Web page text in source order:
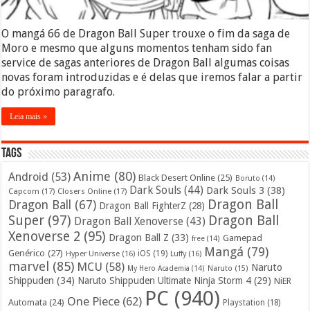
O mangá 66 de Dragon Ball Super trouxe o fim da saga de
Moro e mesmo que alguns momentos tenham sido fan
service de sagas anteriores de Dragon Ball algumas coisas
novas foram introduzidas e é delas que iremos falar a partir
do próximo paragrafo.
Leia mais »
Tags
Android (53) Anime (80) Black Desert Online (25) Boruto (14)
Capcom (17) Closers Online (17) Dark Souls (44) Dark Souls 3 (38)
Dragon Ball (67) Dragon Ball FighterZ (28) Dragon Ball
Super (97) Dragon Ball Xenoverse (43) Dragon Ball
Xenoverse 2 (95) Dragon Ball Z (33) free (14) Gamepad
Genérico (27) Hyper Universe (16) iOS (19) Luffy(16) Mangá (79)
marvel (85) MCU (58) My Hero Academia (14) Naruto (15) Naruto
Shippuden (34) Naruto Shippuden Ultimate Ninja Storm 4 (29) NiER
Automata (24) One Piece (62) PC (940) Playstation (18)